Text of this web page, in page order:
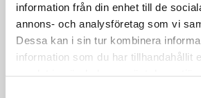
information från din enhet till de
annons- och analysföretag som vi
Dessa kan i sin tur kombinera
information som du har tillhandahållit
Unga killar bad för